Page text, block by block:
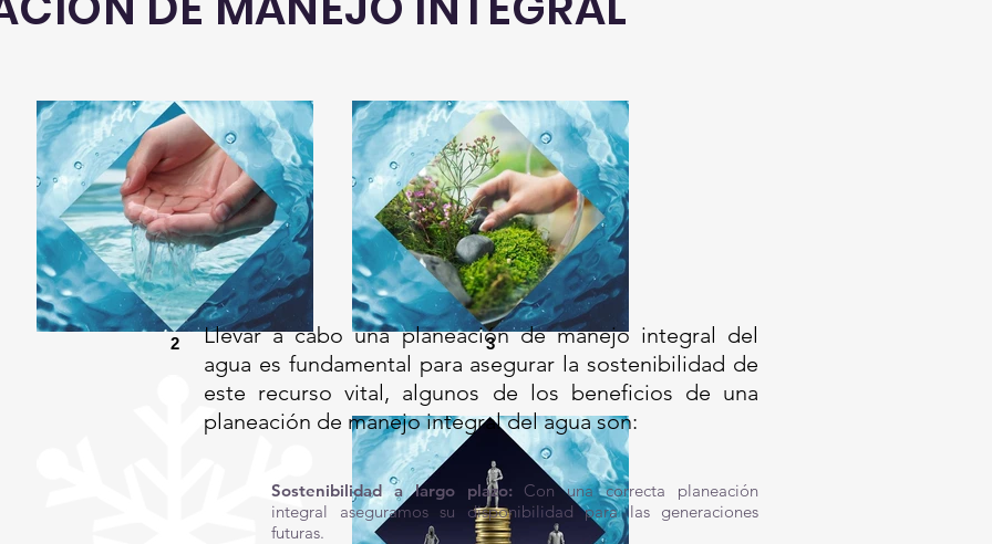
2 3
Llevar a cabo una planeación de manejo integral del
agua es fundamental para asegurar la sostenibilidad de
este recurso vital, algunos de los beneficios de una
planeación de manejo integral del agua son:
Sostenibilidad a largo plazo: Con una correcta planeación
integral aseguramos su disponibilidad para las generaciones
futuras.